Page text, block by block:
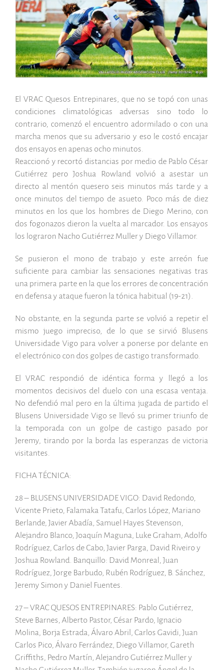
grande
El VRAC Quesos Entrepinares, que no se topó con unas
condiciones climatológicas adversas sino todo lo
contrario, comenzó el encuentro adormilado o con una
marcha menos que su adversario y eso le costó encajar
dos ensayos en apenas ocho minutos.
Reaccionó y recortó distancias por medio de Pablo César
Gutiérrez pero Joshua Rowland volvió a asestar un
directo al mentón quesero seis minutos más tarde y a
once minutos del tiempo de asueto. Poco más de diez
minutos en los que los hombres de Diego Merino, con
dos fogonazos dieron la vuelta al marcador. Los ensayos
los lograron Nacho Gutiérrez Muller y Diego Villamor.
Se pusieron el mono de trabajo y este arreón fue
suficiente para cambiar las sensaciones negativas tras
una primera parte en la que los errores de concentración
en defensa y ataque fueron la tónica habitual (19-21).
No obstante, en la segunda parte se volvió a repetir el
mismo juego impreciso, de lo que se sirvió Blusens
Universidade Vigo para volver a ponerse por delante en
el electrónico con dos golpes de castigo transformado.
El VRAC respondió de idéntica forma y llegó a los
momentos decisivos del duelo con una escasa ventaja.
No defendió mal pero en la última jugada de partido el
Blusens Universidade Vigo se llevó su primer triunfo de
la temporada con un golpe de castigo pasado por
Jeremy, tirando por la borda las esperanzas de victoria
visitantes.
FICHA TÉCNICA:
28 – BLUSENS UNIVERSIDADE VIGO: David Redondo,
Vicente Prieto, Falamaka Tatafu, Carlos López, Mariano
Berlande, Javier Abadía, Samuel Hayes Stevenson,
Alejandro Blanco, Joaquín Maguna, Luke Graham, Adolfo
Rodríguez, Carlos de Cabo, Javier Parga, David Riveiro y
Joshua Rowland. Banquillo: David Monreal, Juan
Rodríguez, Jorge Barbudo, Rubén Rodríguez, B. Sánchez,
Jeremy Simon y Daniel Fuentes.
27 – VRAC QUESOS ENTREPINARES: Pablo Gutiérrez,
Steve Barnes, Alberto Pastor, César Pardo, Ignacio
Molina, Borja Estrada, Álvaro Abril, Carlos Gavidi, Juan
Carlos Pico, Álvaro Ferrández, Diego Villamor, Gareth
Griffiths, Pedro Martín, Alejandro Gutiérrez Muller y